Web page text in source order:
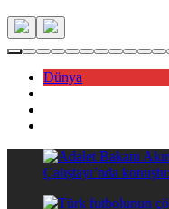
Dünya